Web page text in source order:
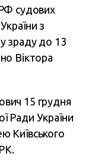
судових
з
зраду до 13
Віктора
15 грудня
Ради України
Київського